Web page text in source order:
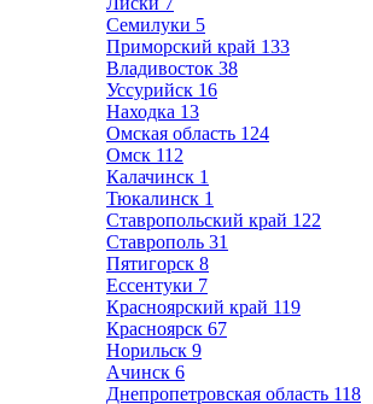
Семилуки 5
Приморский край 133
Владивосток 38
Уссурийск 16
Находка 13
Омская область 124
Омск 112
Калачинск 1
Тюкалинск 1
Ставропольский край 122
Ставрополь 31
Пятигорск 8
Ессентуки 7
Красноярский край 119
Красноярск 67
Норильск 9
Ачинск 6
Днепропетровская область 118